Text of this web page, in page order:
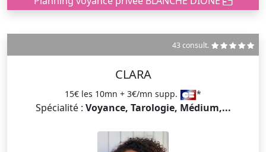
43 consult.
CLARA
15€ les 10mn + 3€/mn supp. *
Spécialité : Voyance, Tarologie, Médium,...